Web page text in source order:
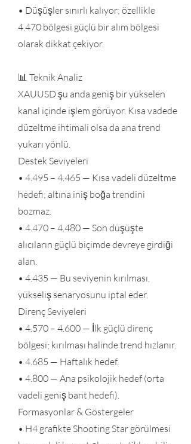
• Düşüşler sınırlı kalıyor; özellikle
4.470 bölgesi güçlü bir alım bölgesi
olarak dikkat çekiyor.
📊 Teknik Analiz
XAUUSD şu anda geniş bir yükselen
kanal içinde işlem görüyor. Kısa vadede
düzeltme ihtimali olsa da ana trend
yukarı yönlü.
Destek Seviyeleri
• 4.495 – 4.465 — Kısa vadeli düzeltme
hedefi; altına iniş boğa trendini
bozmaz.
• 4.470 – 4.480 — Son düşüşte
alıcıların güçlü biçimde devreye girdiği
alan.
• 4.435 — Bu seviyenin kırılması,
yükseliş senaryosunu iptal eder.
Direnç Seviyeleri
• 4.570 – 4.600 — İlk güçlü direnç
bölgesi; kırılması halinde trend hızlanır.
• 4.685 — Haftalık hedef.
• 4.800 — Ana psikolojik hedef (orta
vadeli geniş bant hedefi).
Formasyonlar & Göstergeler
• H4 grafikte Shooting Star görülmesi